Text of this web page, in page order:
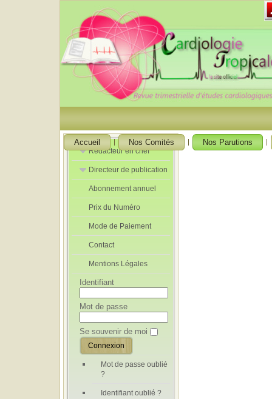
Accueil Nos Comités Nos Parutions
Rédacteur en chef
Rédacteurs en
Chef Adjoint
Directeur de publication
Directeur de
publication
adjoint
Abonnement annuel
Prix du Numéro
Mode de Paiement
Contact
Mentions Légales
Identifiant
Mot de passe
Se souvenir de moi
Mot de passe oublié
?
Identifiant oublié ?